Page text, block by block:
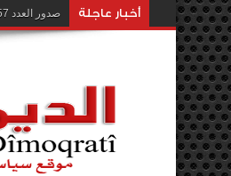
أخبار عاجلة صدور العدد 657 خاص بميلاد الحزب